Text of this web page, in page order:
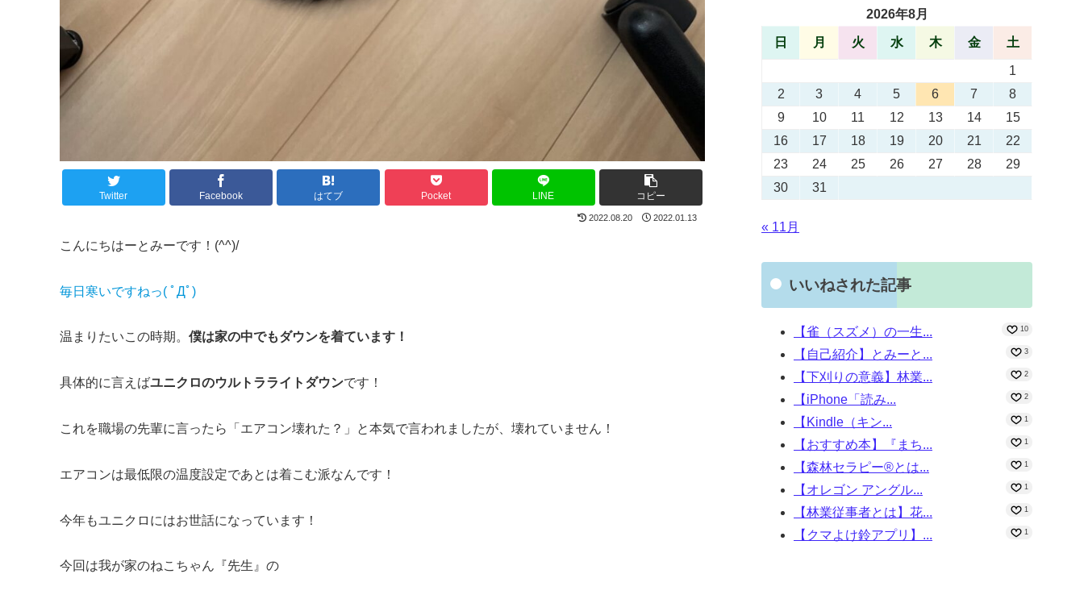
Twitter Facebook はてブ Pocket LINE コピー
2022.08.20 2022.01.13
こんにちはーとみーです！(^^)/
毎日寒いですねっ( ﾟДﾟ)
温まりたいこの時期。 僕は家の中でもダウンを着ています！
具体的に言えばユニクロのウルトラライトダウンです！
これを職場の先輩に言ったら「エアコン壊れた？」と本気で言われましたが、壊れていません！
エアコンは最低限の温度設定であとは着こむ派なんです！
今年もユニクロにはお世話になっています！
今回は我が家のねこちゃん『先生』の
2026年8月
日 月 火 水 木 金 土
1
2
3 4 5 6 7
8
9
10 11 12 13 14
15
16
17 18 19 20 21
22
23
24 25 26 27 28
29
30
31
« 11月
いいねされた記事
【雀（スズメ）の一生... 10
【自己紹介】とみーと... 3
【下刈りの意義】林業... 2
【iPhone「読み... 2
【Kindle（キン... 1
【おすすめ本】『まち... 1
【森林セラピー®とは... 1
【オレゴン アングル... 1
【林業従事者とは】花... 1
【クマよけ鈴アプリ】... 1